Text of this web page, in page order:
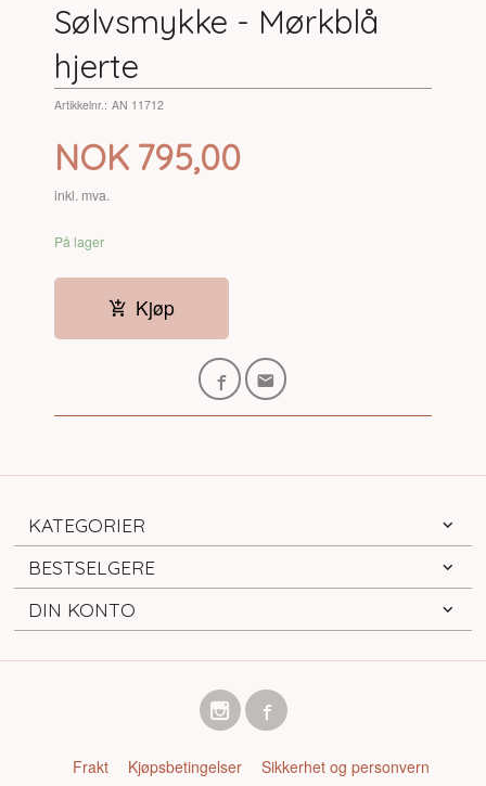
Sølvsmykke - Mørkblå
hjerte
Artikkelnr.: AN 11712
Pris
NOK 795,00
inkl. mva.
På lager
Kjøp
KATEGORIER
BESTSELGERE
DIN KONTO
Frakt Kjøpsbetingelser Sikkerhet og personvern